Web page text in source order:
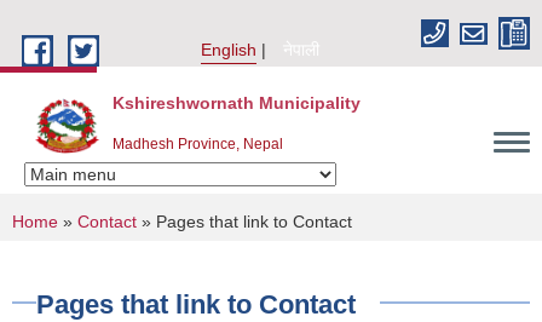
English
नेपाली
Kshireshwornath Municipality
Madhesh Province, Nepal
You are here
Home » Contact » Pages that link to Contact
Pages that link to Contact